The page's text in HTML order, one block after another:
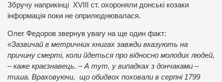
Збручу наприкінці XVIII ст. охороняли донські козаки
інформація поки не оприлюднювалася.
Олег Федоров звернув увагу на ще один факт:
«Зазвичай в метричних книгах завжди вказують на
причину смерті, коли йдеться про відносно молодих людей,
– каже краєзнавець. – А тут, у випадках з дончаками –
тиша. Враховуючи, що обидвох поховали в серпні 1799